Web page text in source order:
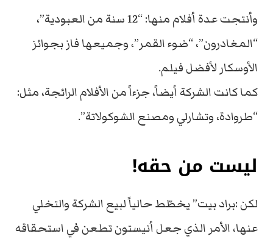
وأنتجت عدة أفلام منها: “12 سنة من العبودية”،
“المغادرون”، “ضوء القمر”، وجميعها فاز بجوائز
الأوسكار لأفضل فيلم.
كما كانت الشركة أيضاً، جزءاً من الأفلام الرائجة، مثل:
“طروادة، وتشارلي ومصنع الشوكولاتة”.
ليست من حقه!
لكن :براد بيت” يخطّط حالياً لبيع الشركة والتخلي
عنها، الأمر الذي جعل أنيستون تطعن في استحقاقه